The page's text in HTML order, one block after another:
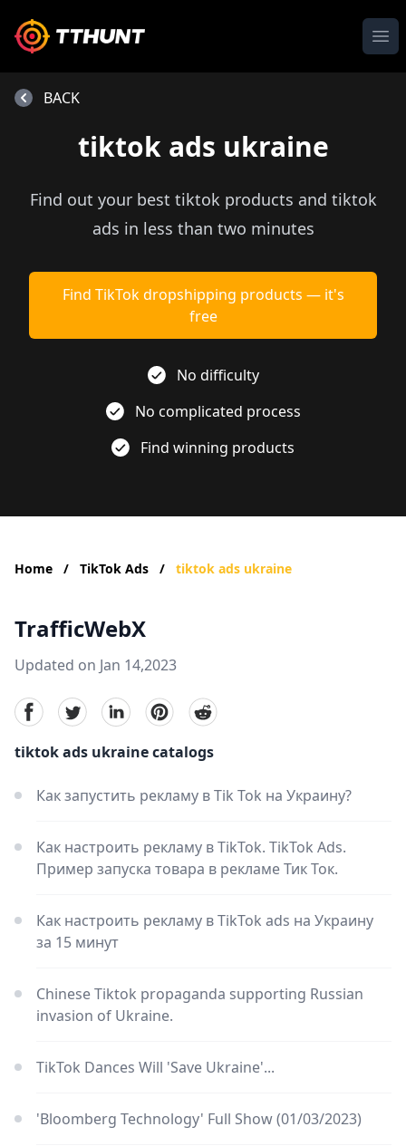
tiktok ads ukraine
Find out your best tiktok products and tiktok
ads in less than two minutes
Find TikTok dropshipping products — it's
free
No difficulty
No complicated process
Find winning products
BACK
Home / TikTok Ads / tiktok ads ukraine
TrafficWebX
Updated on Jan 14,2023
facebookTwitterlinkedinpinterest
reddit
tiktok ads ukraine catalogs
Как запустить рекламу в Tik Tok на Украину?
Как настроить рекламу в TikTok. TikTok Ads.
Пример запуска товара в рекламе Тик Ток.
Как настроить рекламу в TikTok ads на Украину
за 15 минут
Chinese Tiktok propaganda supporting Russian
invasion of Ukraine.
TikTok Dances Will 'Save Ukraine'...
'Bloomberg Technology' Full Show (01/03/2023)